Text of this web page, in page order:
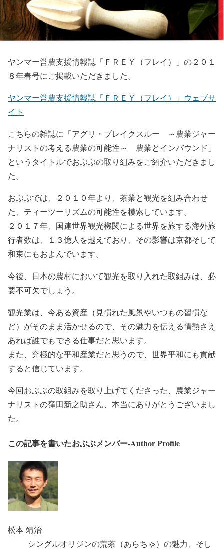
ヤンマー営農支援情報誌「ＦＲＥＹ（フレイ）」の２０１
８年春号にご掲載いただきました。
ヤンマー営農支援情報誌「ＦＲＥＹ（フレイ）」ウェブサ
イト
こちらの雑誌に「アグリ・ブレイクスルー ～農業ジャー
ナリストの考える農業の可能性～ 農業とインバウンド」
というタイトルでおぶぶの取り組みをご紹介いただきまし
た。
おぶぶでは、２０１０年より、茶業と観光を組み合わせ
た、ティーツーリズムの可能性を模索しています。
２０１７年、国連世界観光機関による世界を旅する海外旅
行者数は、１３億人を越えており、その影響は京都そして
和束にもおよんでいます。
今後、日本の農村において観光を取り入れた取組みは、必
要不可欠でしょう。
観光業は、今ある資産（見慣れた風景やいつもの習慣な
ど）がそのまま活かせるので、その魅力を伝える情熱さえ
あれば誰でもできる仕事だと思います。
また、究極的な平和産業だと思うので、世界平和にも貢献
すると信じています。
今回おぶぶの取組みを取り上げてくださった、農業ジャー
ナリストの窪田新之助さん、本当にありがとうございまし
た。
この記事を書いたおぶぶメンバー-Author Profile
松本 靖治
シングルオリジンの荒茶（あらちゃ）の魅力、そし